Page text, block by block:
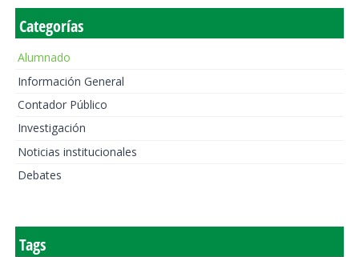
Categorías
Alumnado
Información General
Contador Público
Investigación
Noticias institucionales
Debates
Tags